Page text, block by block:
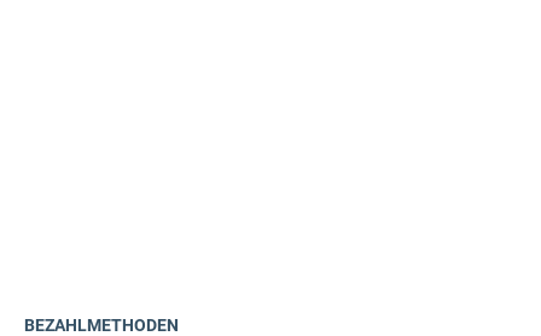
BEZAHLMETHODEN